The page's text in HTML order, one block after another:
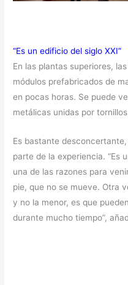
“Es un edificio del siglo XXI”
En las plantas superiores,
módulos prefabricados de
en pocas horas. Se puede
metálicas unidas por
Es bastante
parte de la experiencia. “Es
una de las razones para
pie, que no se mueve. Otra
y no la menor, es que
durante mucho tiempo”,